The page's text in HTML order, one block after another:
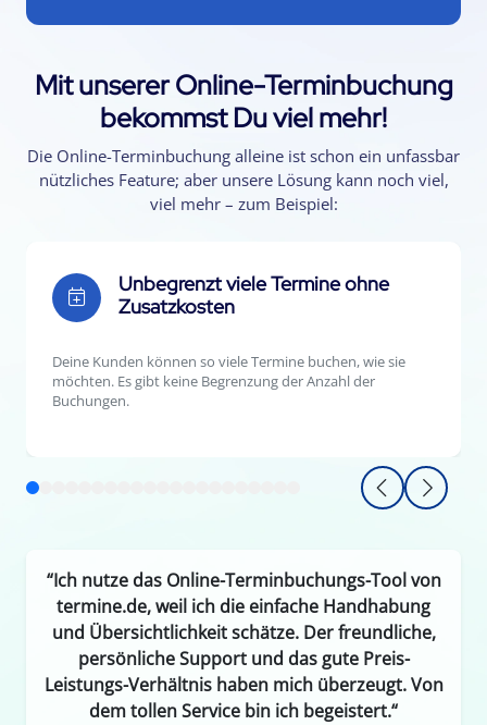
Mit unserer Online-Terminbuchung
bekommst Du viel mehr!
Die Online-Terminbuchung alleine ist schon ein unfassbar
nützliches Feature; aber unsere Lösung kann noch viel,
viel mehr – zum Beispiel:
Unbegrenzt viele Termine ohne
Zusatzkosten
Deine Kunden können so viele Termine buchen, wie sie
möchten. Es gibt keine Begrenzung der Anzahl der
Buchungen.
“Ich nutze das Online-Terminbuchungs-Tool von
termine.de, weil ich die einfache Handhabung
und Übersichtlichkeit schätze. Der freundliche,
persönliche Support und das gute Preis-
Leistungs-Verhältnis haben mich überzeugt. Von
dem tollen Service bin ich begeistert.“